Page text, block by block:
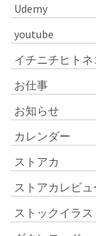
Udemy
youtube
イチニチヒトネ
お仕事
お知らせ
カレンダー
ストアカ
ストアカレビュ
ストックイラス